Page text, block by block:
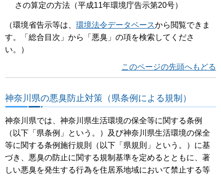
さの算定の方法（平成11年環境庁告示第20号）
（環境省告示等は、 環境法令データベースから閲覧できま
す。「総合目次」から「悪臭」の項を検索してくださ
い。）
このページの先頭へもどる
神奈川県の悪臭防止対策（県条例による規制）
神奈川県では、神奈川県生活環境の保全等に関する条例
（以下「県条例」という。）及び神奈川県生活環境の保全
等に関する条例施行規則（以下「県規則」という。）に基
づき、悪臭の防止に関する規制基準を定めるとともに、著
しい悪臭を発生する行為を住居系地域において禁止する等